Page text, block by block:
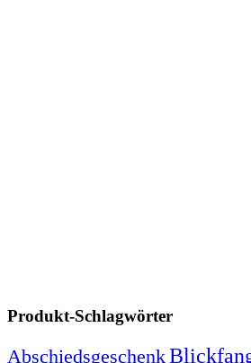
Produkt-Schlagwörter
Abschiedsgeschenk